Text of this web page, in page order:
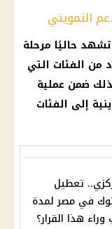
التمويني
حاليًا مرحلة
من الفئات التي
ضمن عملية
إلى الفئات
تعطيل
في مصر لمدة
هذا القرار؟